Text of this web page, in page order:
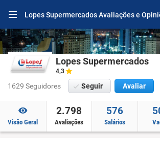
Lopes Supermercados Avaliações e
Lopes Supermercados
4,3
1629 Seguidores Seguir Avaliar
Visão Geral
2.798
Avaliações
576
Salários